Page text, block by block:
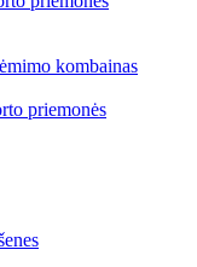
kombainas
priemonės